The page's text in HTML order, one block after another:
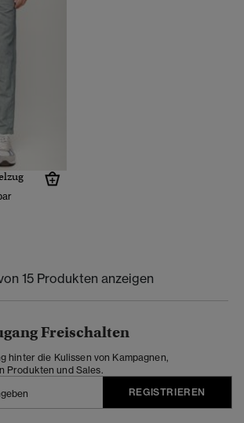
von
15 Produkten anzeigen
Freischalten
hinter die Kulissen von Kampagnen,
Produkten und Sales.
REGISTRIEREN